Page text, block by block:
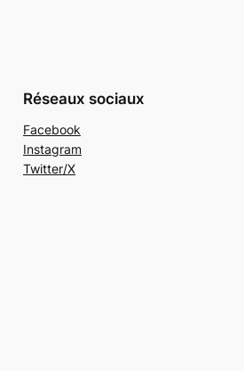
Réseaux sociaux
Facebook
Instagram
Twitter/X